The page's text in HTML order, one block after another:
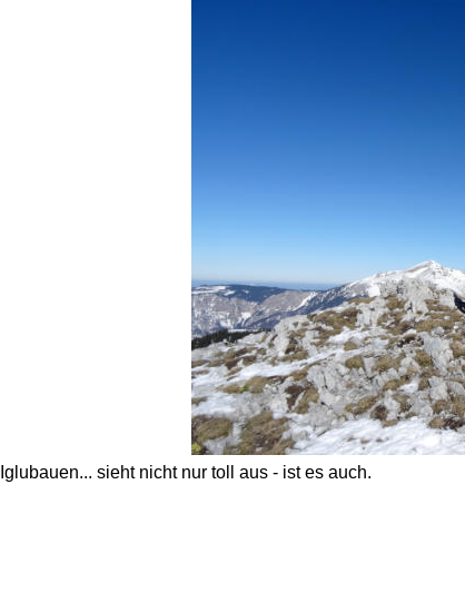
Iglubauen... sieht nicht nur toll aus - ist es auch.